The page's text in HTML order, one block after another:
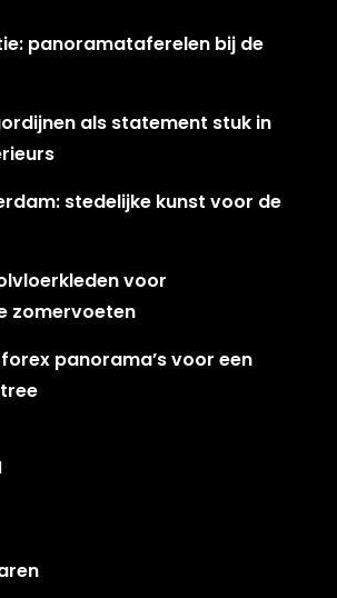
panoramataferelen bij de
als statement stuk in
stedelijke kunst voor de
voor
zomervoeten
panorama’s voor een